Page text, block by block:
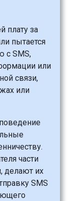
плату за
пытается
с SMS,
или
связи,
или
части
делают их
SMS